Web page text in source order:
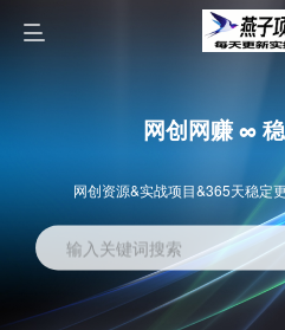
网创网赚 ∞
网创资源&实战项目&365天稳定
输入关键词搜索